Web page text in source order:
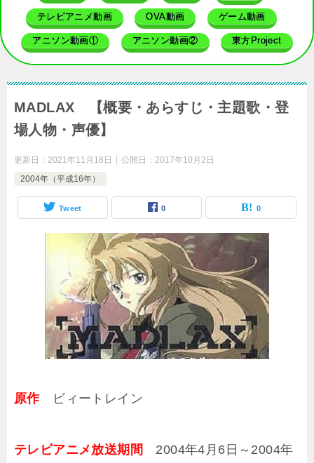
テレビアニメ動画 OVA動画 ゲーム動画
アニソン動画① アニソン動画② 東方Project
MADLAX 【概要・あらすじ・主題歌・登
場人物・声優】
更新日： 2021年11月18日 公開日： 2017年10月2日
2004年（平成16年）
Tweet 0 0
原作ビィートレイン
テレビアニメ放送期間 2004年4月6日～2004年